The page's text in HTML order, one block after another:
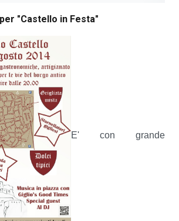
"Castello in Festa"
E' con grande